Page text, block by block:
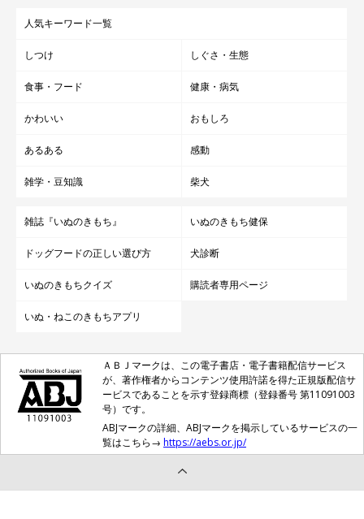
人気キーワード一覧
しつけ しぐさ・生態
食事・フード 健康・病気
かわいい おもしろ
あるある 感動
雑学・豆知識 柴犬
雑誌『いぬのきもち』 いぬのきもち健保
ドッグフードの正しい選び方 犬診断
いぬのきもちクイズ 購読者専用ページ
いぬ・ねこのきもちアプリ
ＡＢＪマークは、この電子書店・電子書籍配信サービス
が、著作権者からコンテンツ使用許諾を得た正規版配信サ
ービスであることを示す登録商標（登録番号 第11091003
号）です。
ABJマークの詳細、ABJマークを掲示しているサービスの一
覧はこちら→ https://aebs.or.jp/